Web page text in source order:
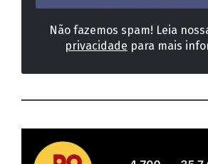
Não fazemos spam! Leia
privacidade para mais